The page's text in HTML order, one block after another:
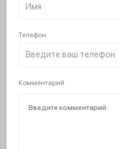
Телефон
Комментарий